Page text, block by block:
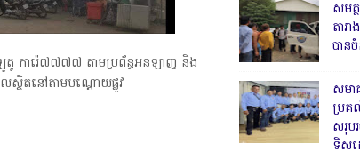
ឡូតូ ការ៉េ៧៧៧៧ តាមប្រព័ន្ធអនឡាញ និង
ស្ថិតនៅតាមបណ្តោយផ្លូវ
សមត្
តារ
បាន
សមា
ប្រគ
សរុប
ទិសដ